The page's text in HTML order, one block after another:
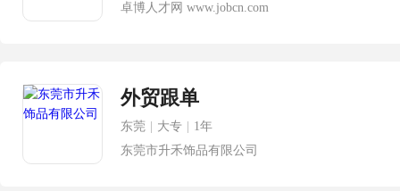
卓博人才网 www.jobcn.com
外贸跟单
东莞 大专
1年
东莞市升禾饰品有限公司